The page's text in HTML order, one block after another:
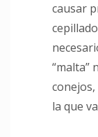
causar
“malta”
la que